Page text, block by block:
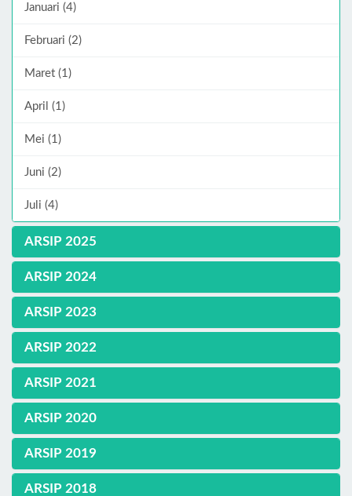
Januari (4)
Februari (2)
Maret (1)
April (1)
Mei (1)
Juni (2)
Juli (4)
ARSIP 2025
ARSIP 2024
ARSIP 2023
ARSIP 2022
ARSIP 2021
ARSIP 2020
ARSIP 2019
ARSIP 2018